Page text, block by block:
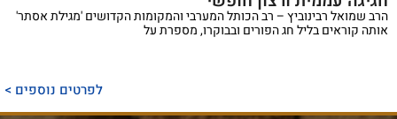
הרב שמואל רבינוביץ – רב הכותל המערבי והמקומות הקדושים 'מגילת אסתר'
אותה קוראים בליל חג הפורים ובבוקרו, מספרת על
לפרטים נוספים >